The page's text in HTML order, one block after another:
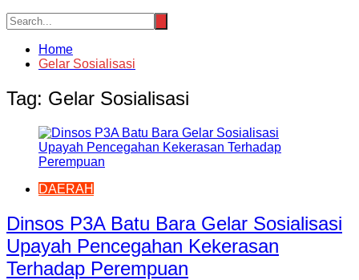
Home
Gelar Sosialisasi
Tag: Gelar Sosialisasi
DAERAH
Dinsos P3A Batu Bara Gelar Sosialisasi
Upayah Pencegahan Kekerasan
Terhadap Perempuan